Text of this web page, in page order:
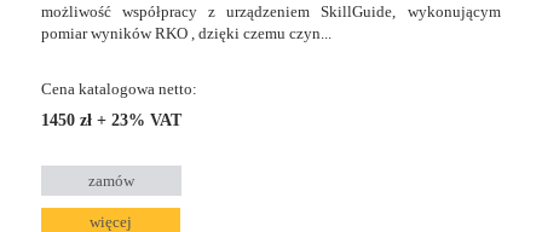
możliwość współpracy z urządzeniem SkillGuide, wykonującym
pomiar wyników RKO , dzięki czemu czyn...
Cena katalogowa netto:
1450 zł + 23% VAT
zamów
więcej